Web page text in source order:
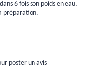
6 fois son poids en eau,
préparation.
poster un avis